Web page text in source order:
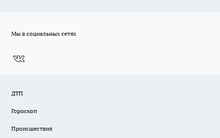
Мы в социальных сетях
ДТП
Гороскоп
Происшествия